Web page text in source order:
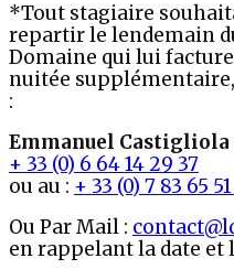
*Tout stagiaire
repartir le lendemain
Domaine qui lui
nuitée
:
Emmanuel Castigliola
+ 33 (0) 6 64 14 29 37
ou au : + 33 (0) 7 83 65
Ou Par Mail :
en rappelant la date et